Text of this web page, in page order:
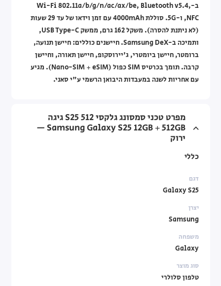
ב-Wi-Fi 802.11a/b/g/n/ac/ax/be, Bluetooth v5.4,
NFC, ו-5G. סוללת 4000mAh עם זמן וידאו של עד 29 שעות
(לא ניתנת להסרה). משקל 162 גרם, ממשק USB Type-C,
ותמיכה ב-Samsung DeX. חיישנים כוללים: חיישן תנועה,
ברומטר, חיישן ביומטרי, ג'יירוסקופ, חיישן תאורה, וחיישן
קרבה. תומך בכרטיס SIM כפול (Nano-SIM + eSIM). מגיע
עם אחריות לשנה במעבדות היבואן הרשמי ע"י סאני.
מפרט טכני סמסונג גלקסי S25 512 גיגה
Samsung Galaxy S25 12GB + 512GB —
ירוק
כללי
דגם
Galaxy S25
יצרן
Samsung
משפחה
Galaxy
סוג מוצר
טלפון סלולרי